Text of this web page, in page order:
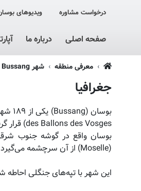
درخواست مشاوره ویدیوهای
صفحه اصلی درباره ما
معرفی منطقه شهر Bussang
جغرافیا
des Ballons des Vosges) قرار گرفته‌اند.
(Moselle) از آن سرچشمه می‌گیرد.
این شهر با تپه‌های جنگلی احاطه شده است و